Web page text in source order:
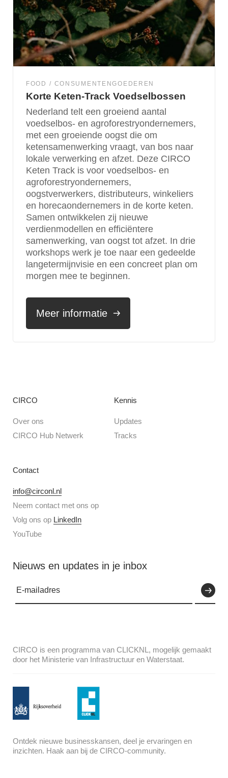
FOOD CONSUMENTENGOEDEREN
Korte Keten-Track Voedselbossen
Nederland telt een groeiend aantal
voedselbos- en agroforestryondernemers,
met een groeiende oogst die om
ketensamenwerking vraagt, van bos naar
lokale verwerking en afzet. Deze CIRCO
Keten Track is voor voedselbos- en
agroforestryondernemers,
oogstverwerkers, distributeurs, winkeliers
en horecaondernemers in de korte keten.
Samen ontwikkelen zij nieuwe
verdienmodellen en efficiëntere
samenwerking, van oogst tot afzet. In drie
workshops werk je toe naar een gedeelde
langetermijnvisie en een concreet plan om
morgen mee te beginnen.
Meer informatie
CIRCO
Over ons
CIRCO Hub Netwerk
Kennis
Updates
Tracks
Contact
info@circonl.nl
Neem contact met ons op
Volg ons op LinkedIn
YouTube
Nieuws en updates in je inbox
CIRCO is een programma van CLICKNL, mogelijk gemaakt
door het Ministerie van Infrastructuur en Waterstaat.
Ontdek nieuwe businesskansen, deel je ervaringen en
inzichten. Haak aan bij de CIRCO-community.